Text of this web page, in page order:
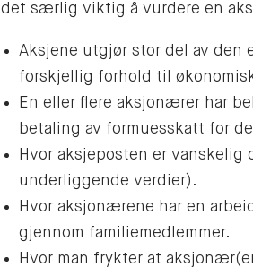
det særlig viktig å vurdere en
Aksjene utgjør stor del av den
forskjellig forhold til
En eller flere aksjonærer har
betaling av formuesskatt for
Hvor aksjeposten er
underliggende verdier).
Hvor aksjonærene har en
gjennom familiemedlemmer.
Hvor man frykter at